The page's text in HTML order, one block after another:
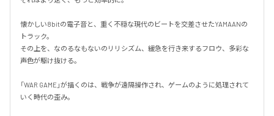
懐かしい8bitの電子音と、重く不穏な現代のビートを交差させたYAMAANの
トラック。
その上を、なのるなもないのリリシズム、緩急を行き来するフロウ、多彩な
声色が駆け抜ける。
「WAR GAME」が描くのは、戦争が遠隔操作され、ゲームのように処理されて
いく時代の歪み。